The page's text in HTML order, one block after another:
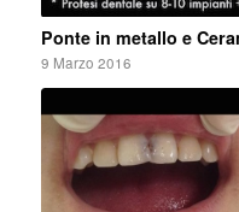
Ponte in metallo e
9 Marzo 2016